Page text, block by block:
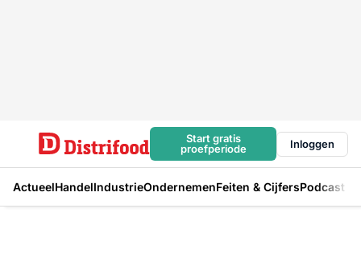
Start gratis
proefperiode
Inloggen
ActueelHandelIndustrieOndernemenFeiten & CijfersPodcast